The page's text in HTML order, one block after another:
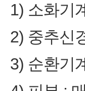
1) 소화기
2) 중추신
3) 순환기